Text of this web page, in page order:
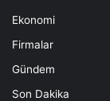
Ekonomi
Firmalar
Gündem
Son Dakika